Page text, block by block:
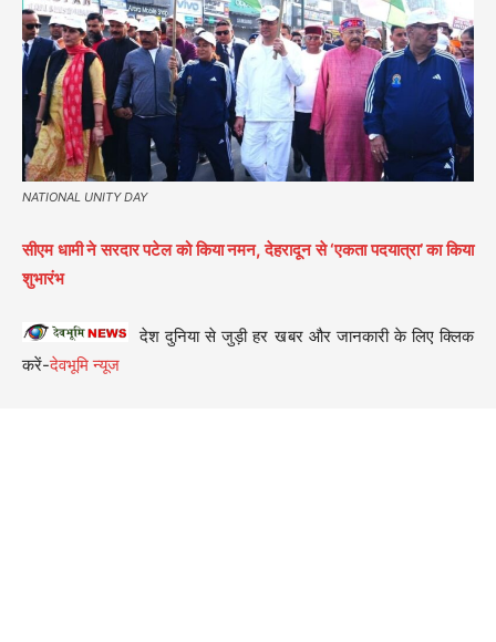
NATIONAL UNITY DAY
सीएम धामी ने सरदार पटेल को किया नमन, देहरादून से ‘एकता पदयात्रा’ का किया
शुभारंभ
देश दुनिया से जुड़ी हर खबर और जानकारी के लिए क्लिक
करें-देवभूमि न्यूज